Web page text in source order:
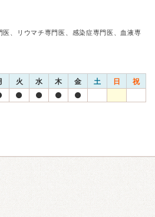
、リウマチ専門医、感染症専門医、血液専
火 水 木 金 土 日 祝